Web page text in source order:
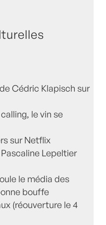
Cédric Klapisch sur
le vin se
sur Netflix
Lepeltier
le média des
bouffe
(réouverture le 4